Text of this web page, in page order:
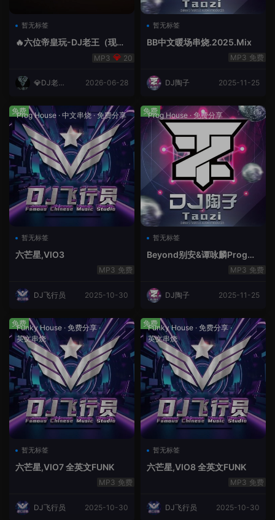
暂无标签
🔥六位帝皇玩-DJ老王（现场
20
💎DJ老王
2026-06-28
暂无标签
BB中文暖场串烧.2025.Mix
免费
DJ陶子 2025-11-25
Prog House · 中文串烧·免费分享
暂无标签
六芒星,VIO3
免费
DJ飞行员 2025-10-30
免费 Prog House·免费分享
暂无标签
Beyond别安&谭咏麟ProgHo
免费
DJ陶子 2025-11-25
免费
Funky House · 免费分享·
英文串烧
暂无标签
六芒星,VIO7 全英文FUNK
免费
DJ飞行员 2025-10-30
免费 Funky House · 免费分享·
英文串烧
暂无标签
六芒星,VIO8 全英文FUNK
免费
DJ飞行员 2025-10-30
免费